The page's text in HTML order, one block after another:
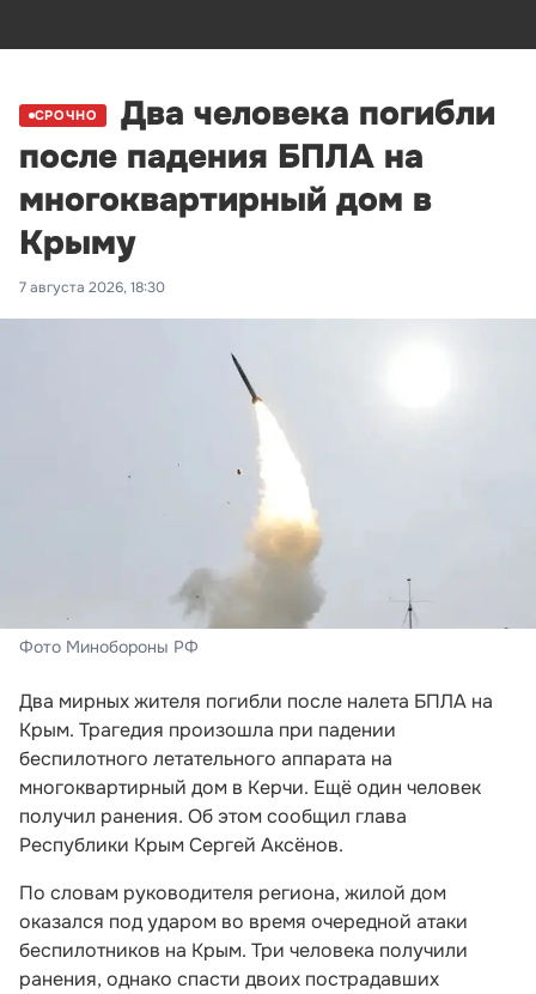
СРОЧНО
Два человека погибли
после падения БПЛА на
многоквартирный дом в
Крыму
7 августа 2026, 18:30
Фото Минобороны РФ
Два мирных жителя погибли после налета БПЛА на
Крым. Трагедия произошла при падении
беспилотного летательного аппарата на
многоквартирный дом в Керчи. Ещё один человек
получил ранения. Об этом сообщил глава
Республики Крым Сергей Аксёнов.
По словам руководителя региона, жилой дом
оказался под ударом во время очередной атаки
беспилотников на Крым. Три человека получили
ранения, однако спасти двоих пострадавших